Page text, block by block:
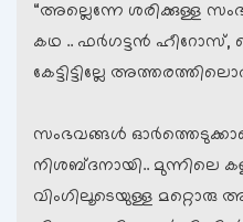
“അല്ലെന്നേ ശരിക്കുള്ള
കഥ .. ഫര്‍ഗട്ടന്‍
കേട്ടിട്ടില്ലേ
സംഭവങ്ങള്‍
നിശബ്ദനായി.. മുന്നിലെ
വിംഗിലൂടെയുള്ള മറ്റൊരു